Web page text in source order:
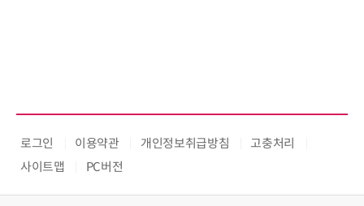
로그인 이용약관 개인정보취급방침
고충처리
사이트맵
PC버전